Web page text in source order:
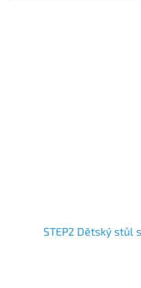
STEP2 Dětský stůl